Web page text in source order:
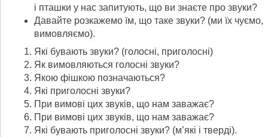
і пташки у нас запитують, що ви знаєте про звуки?
Давайте розкажемо їм, що таке звуки? (ми їх чуємо,
вимовляємо).
Які бувають звуки? (голосні, приголосні)
Як вимовляються голосні звуки?
Якою фішкою позначаються?
Які приголосні звуки?
При вимові цих звуків, що нам заважає?
При вимові цих звуків, що нам заважає?
Які бувають приголосні звуки? (м’які і тверді).